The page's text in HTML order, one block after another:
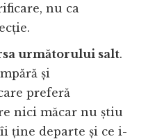
nu ca
următorului salt.
și
preferă
nici măcar nu știu
ține departe și ce i-